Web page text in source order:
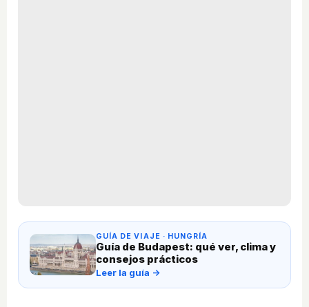
GUÍA DE VIAJE · HUNGRÍA
Guía de Budapest: qué ver, clima y
consejos prácticos
Leer la guía →